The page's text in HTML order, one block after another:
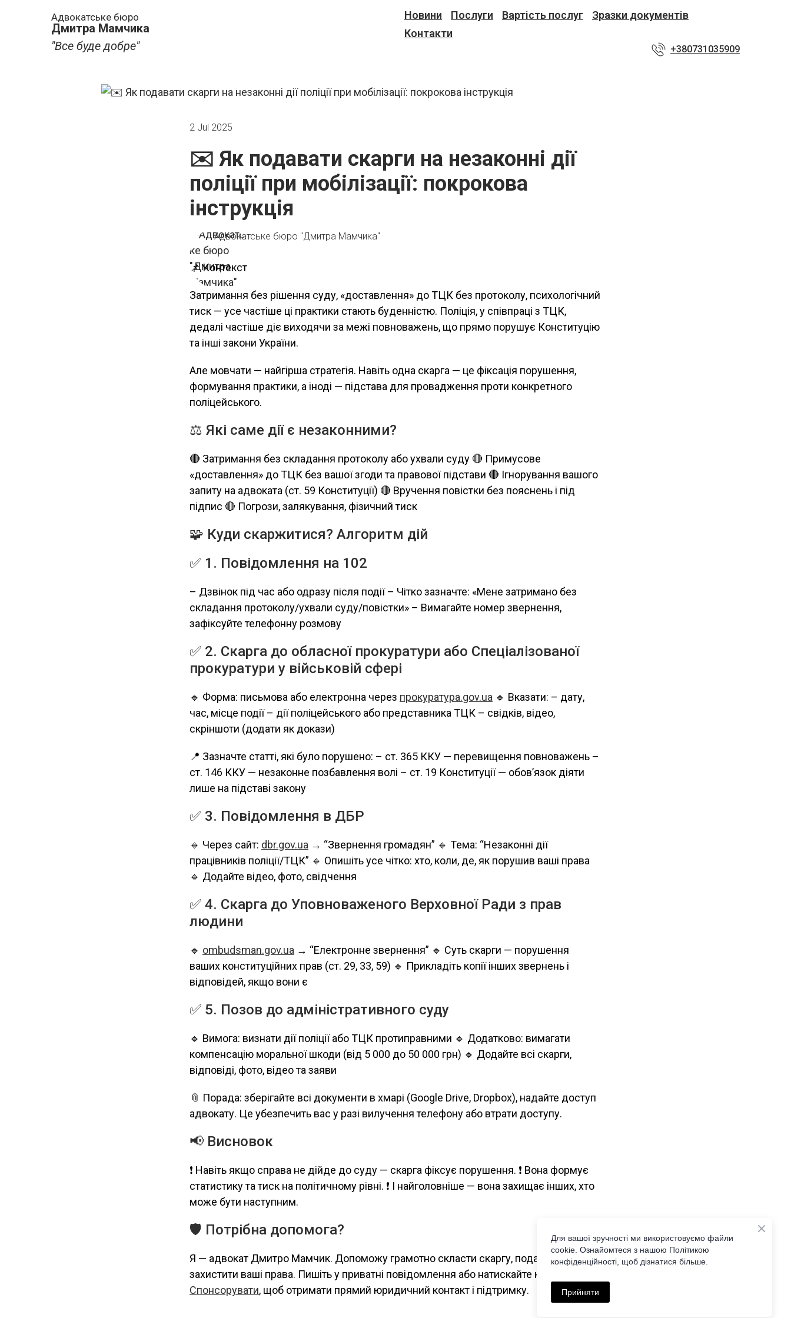
Адвокатське бюро
Дмитра Мамчика
"Все буде добре"
Новини Послуги Вартість послуг
Зразки документів
Контакти
+380731035909
2 Jul 2025
✉️ Як подавати скарги на незаконні дії
поліції при мобілізації: покрокова
інструкція
Адвокатське бюро "Дмитра Мамчика"
📌 Контекст
Затримання без рішення суду, «доставлення» до ТЦК без протоколу, психологічний
тиск — усе частіше ці практики стають буденністю. Поліція, у співпраці з ТЦК,
дедалі частіше діє виходячи за межі повноважень, що прямо порушує Конституцію
та інші закони України.
Але мовчати — найгірша стратегія. Навіть одна скарга — це фіксація порушення,
формування практики, а іноді — підстава для провадження проти конкретного
поліцейського.
⚖️ Які саме дії є незаконними?
🔴 Затримання без складання протоколу або ухвали суду 🔴 Примусове
«доставлення» до ТЦК без вашої згоди та правової підстави 🔴 Ігнорування вашого
запиту на адвоката (ст. 59 Конституції) 🔴 Вручення повістки без пояснень і під
підпис 🔴 Погрози, залякування, фізичний тиск
🧩 Куди скаржитися? Алгоритм дій
✅ 1. Повідомлення на 102
– Дзвінок під час або одразу після події – Чітко зазначте: «Мене затримано без
складання протоколу/ухвали суду/повістки» – Вимагайте номер звернення,
зафіксуйте телефонну розмову
✅ 2. Скарга до обласної прокуратури або Спеціалізованої
прокуратури у військовій сфері
🔹 Форма: письмова або електронна через прокуратура.gov.ua 🔹 Вказати: – дату,
час, місце події – дії поліцейського або представника ТЦК – свідків, відео,
скріншоти (додати як докази)
📍 Зазначте статті, які було порушено: – ст. 365 ККУ — перевищення повноважень –
ст. 146 ККУ — незаконне позбавлення волі – ст. 19 Конституції — обов’язок діяти
лише на підставі закону
✅ 3. Повідомлення в ДБР
🔹 Через сайт: dbr.gov.ua → “Звернення громадян” 🔹 Тема: “Незаконні дії
працівників поліції/ТЦК” 🔹 Опишіть усе чітко: хто, коли, де, як порушив ваші права
🔹 Додайте відео, фото, свідчення
✅ 4. Скарга до Уповноваженого Верховної Ради з прав
людини
🔹 ombudsman.gov.ua → “Електронне звернення” 🔹 Суть скарги — порушення
ваших конституційних прав (ст. 29, 33, 59) 🔹 Прикладіть копії інших звернень і
відповідей, якщо вони є
✅ 5. Позов до адміністративного суду
🔹 Вимога: визнати дії поліції або ТЦК протиправними 🔹 Додатково: вимагати
компенсацію моральної шкоди (від 5 000 до 50 000 грн) 🔹 Додайте всі скарги,
відповіді, фото, відео та заяви
📎 Порада: зберігайте всі документи в хмарі (Google Drive, Dropbox), надайте доступ
адвокату. Це убезпечить вас у разі вилучення телефону або втрати доступу.
📢 Висновок
❗ Навіть якщо справа не дійде до суду — скарга фіксує порушення. ❗ Вона формує
статистику та тиск на політичному рівні. ❗ І найголовніше — вона захищає інших, хто
може бути наступним.
🛡️ Потрібна допомога?
Я — адвокат Дмитро Мамчик. Допоможу грамотно скласти скаргу, подати позов і
захистити ваші права. Пишіть у приватні повідомлення або натискайте кнопку
Спонсорувати, щоб отримати прямий юридичний контакт і підтримку.
Для вашої зручності ми використовуємо файли
cookie. Ознайомтеся з нашою Політикою
конфіденційності, щоб дізнатися більше.
Прийняти